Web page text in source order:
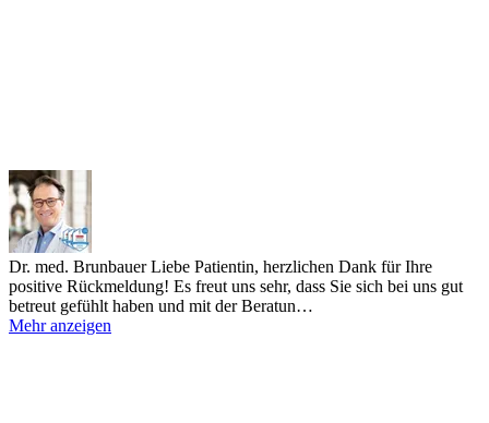
Dr. med. BrunbauerLiebe Patientin, herzlichen Dank für Ihre
positive Rückmeldung! Es freut uns sehr, dass Sie sich bei uns gut
betreut gefühlt haben und mit der Beratun…
Mehr anzeigen